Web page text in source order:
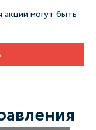
могут быть